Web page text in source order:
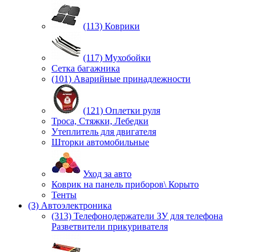
(113) Коврики
(117) Мухобойки
Сетка багажника
(101) Аварийные принадлежности
(121) Оплетки руля
Троса, Стяжки, Лебедки
Утеплитель для двигателя
Шторки автомобильные
Уход за авто
Коврик на панель приборов\ Корыто
Тенты
(3) Автоэлектроника
(313) Телефонодержатели ЗУ для телефона
Разветвители прикуривателя